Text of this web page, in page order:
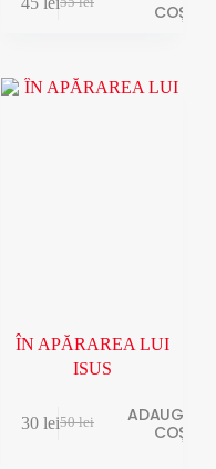
COȘ
ÎN APĂRAREA LUI
ISUS
50lei
30 lei
ADAUGĂ ÎN
COȘ